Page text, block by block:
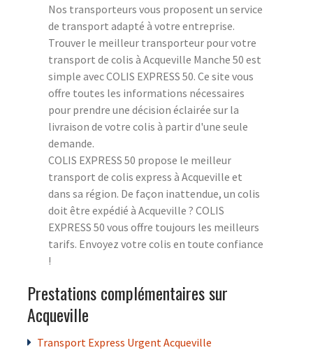
Nos transporteurs vous proposent un service
de transport adapté à votre entreprise.
Trouver le meilleur transporteur pour votre
transport de colis à Acqueville Manche 50 est
simple avec COLIS EXPRESS 50. Ce site vous
offre toutes les informations nécessaires
pour prendre une décision éclairée sur la
livraison de votre colis à partir d'une seule
demande.
COLIS EXPRESS 50 propose le meilleur
transport de colis express à Acqueville et
dans sa région. De façon inattendue, un colis
doit être expédié à Acqueville ? COLIS
EXPRESS 50 vous offre toujours les meilleurs
tarifs. Envoyez votre colis en toute confiance
!
Prestations complémentaires sur
Acqueville
Transport Express Urgent Acqueville